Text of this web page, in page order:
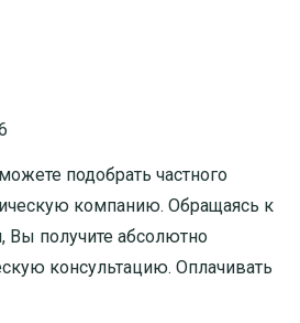
подобрать частного
компанию. Обращаясь к
Вы получите абсолютно
консультацию. Оплачивать